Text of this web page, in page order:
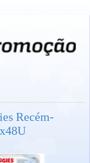
Recém-